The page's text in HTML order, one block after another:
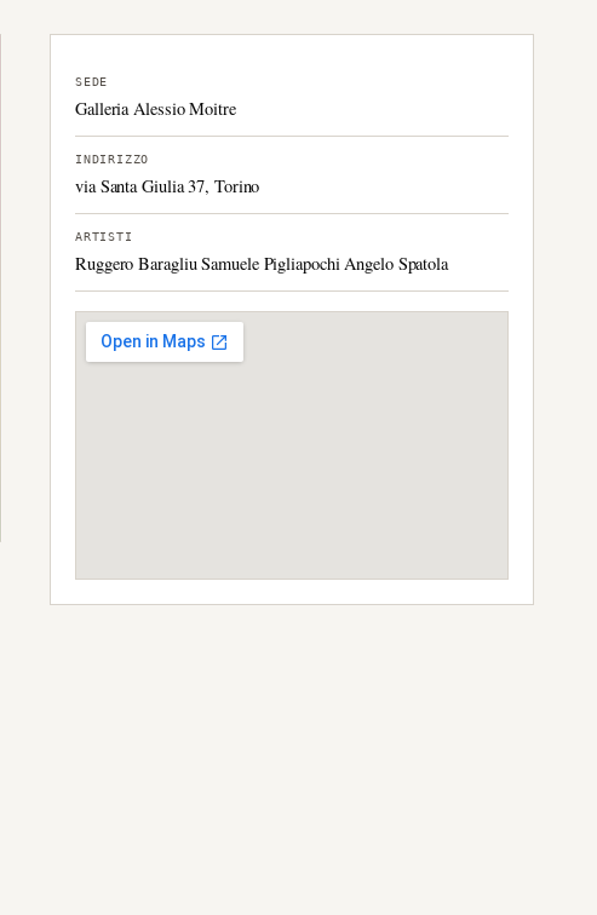
SEDE
Galleria Alessio Moitre
INDIRIZZO
via Santa Giulia 37, Torino
ARTISTI
Ruggero Baragliu Samuele Pigliapochi Angelo Spatola